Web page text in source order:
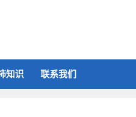
知识 联系我们